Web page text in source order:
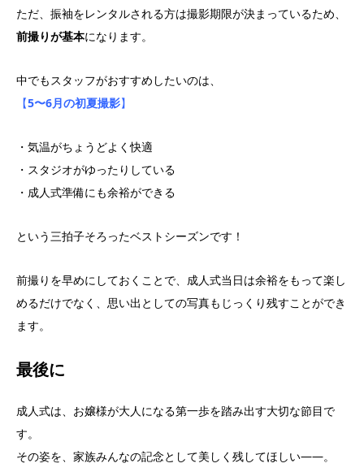
ただ、振袖をレンタルされる方は撮影期限が決まっているため、
前撮りが基本になります。
中でもスタッフがおすすめしたいのは、
【5〜6月の初夏撮影】
・気温がちょうどよく快適
・スタジオがゆったりしている
・成人式準備にも余裕ができる
という三拍子そろったベストシーズンです！
前撮りを早めにしておくことで、成人式当日は余裕をもって楽し
めるだけでなく、思い出としての写真もじっくり残すことができ
ます。
最後に
成人式は、お嬢様が大人になる第一歩を踏み出す大切な節目で
す。
その姿を、家族みんなの記念として美しく残してほしい——。